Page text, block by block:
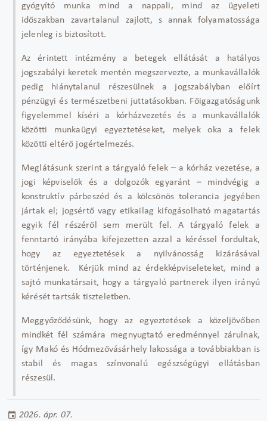
gyógyító munka mind a nappali, mind az ügyeleti
időszakban zavartalanul zajlott, s annak folyamatossága
jelenleg is biztosított.
Az érintett intézmény a betegek ellátását a hatályos
jogszabályi keretek mentén megszervezte, a munkavállalók
pedig hiánytalanul részesülnek a jogszabályban előírt
pénzügyi és természetbeni juttatásokban. Főigazgatóságunk
figyelemmel kíséri a kórházvezetés és a munkavállalók
közötti munkaügyi egyeztetéseket, melyek oka a felek
közötti eltérő jogértelmezés.
Meglátásunk szerint a tárgyaló felek – a kórház vezetése, a
jogi képviselők és a dolgozók egyaránt – mindvégig a
konstruktív párbeszéd és a kölcsönös tolerancia jegyében
jártak el; jogsértő vagy etikailag kifogásolható magatartás
egyik fél részéről sem merült fel. A tárgyaló felek a
fenntartó irányába kifejezetten azzal a kéréssel fordultak,
hogy az egyeztetések a nyilvánosság kizárásával
történjenek. Kérjük mind az érdekképviseleteket, mind a
sajtó munkatársait, hogy a tárgyaló partnerek ilyen irányú
kérését tartsák tiszteletben.
Meggyőződésünk, hogy az egyeztetések a közeljövőben
mindkét fél számára megnyugtató eredménnyel zárulnak,
így Makó és Hódmezővásárhely lakossága a továbbiakban is
stabil és magas színvonalú egészségügyi ellátásban
részesül.
2026. ápr. 07.